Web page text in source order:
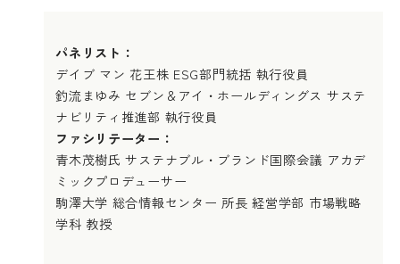
パネリスト：
デイブ マン 花王株 ESG部門統括 執行役員
釣流まゆみ セブン＆アイ・ホールディングス サステ
ナビリティ推進部 執行役員
ファシリテーター：
青木茂樹氏 サステナブル・ブランド国際会議 アカデ
ミックプロデューサー
駒澤大学 総合情報センター 所長 経営学部 市場戦略
学科 教授